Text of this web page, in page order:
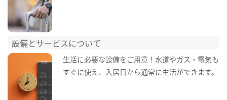
設備とサービスについて
生活に必要な設備をご用意！水道やガス・電気も
すぐに使え、入居日から通常に生活ができます。